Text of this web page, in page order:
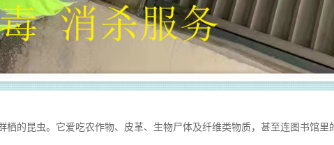
栖的昆虫。它爱吃农作物、皮革、生物尸体及纤维类物质，甚至连图书馆